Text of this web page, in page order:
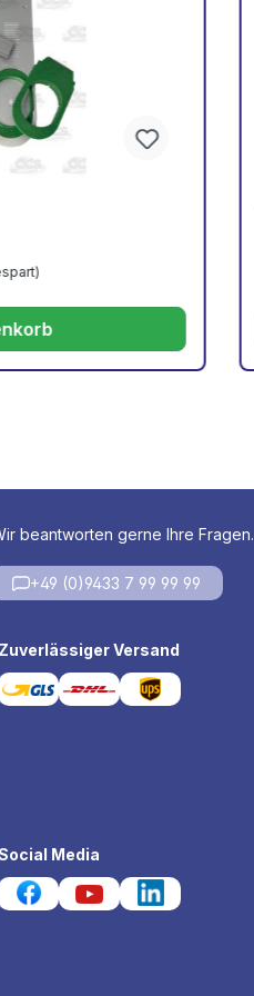
beantworten gerne Ihre Fragen.
+49 (0)9433 7 99 99 99
Zuverlässiger Versand
Media